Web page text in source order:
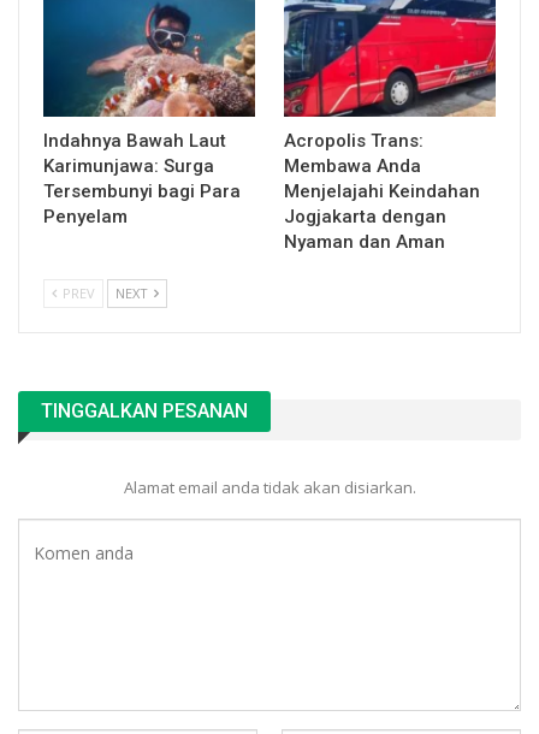
Indahnya Bawah Laut
Karimunjawa: Surga
Tersembunyi bagi Para
Penyelam
Acropolis Trans:
Membawa Anda
Menjelajahi Keindahan
Jogjakarta dengan
Nyaman dan Aman
PREV NEXT
TINGGALKAN PESANAN
Alamat email anda tidak akan disiarkan.